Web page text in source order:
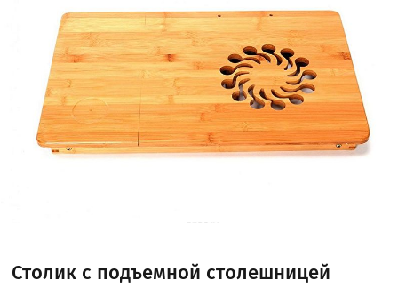
Столик с подъемной столешницей